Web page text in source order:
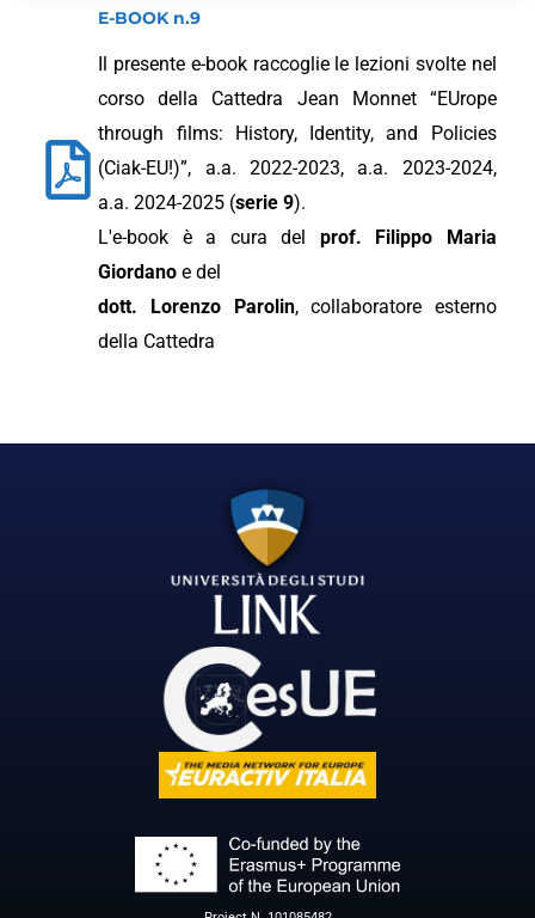
E-BOOK n.9
Il presente e-book raccoglie le lezioni svolte nel
corso della Cattedra Jean Monnet “EUrope
through films: History, Identity, and Policies
(Ciak-EU!)”, a.a. 2022-2023, a.a. 2023-2024,
a.a. 2024-2025 (serie 9).
L'e-book è a cura del prof. Filippo Maria
Giordano e del
dott. Lorenzo Parolin, collaboratore esterno
della Cattedra